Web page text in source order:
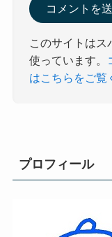
このサイトはス
使っています。
はこちらをご覧
プロフィール